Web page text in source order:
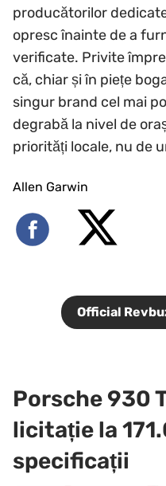
producătorilor
opresc înainte de a
verificate. Privite
că, chiar și în piețe
singur brand cel mai
degrabă la nivel de
priorități locale, nu de
Allen Garwin
Official
Porsche 930
licitație la
specificații